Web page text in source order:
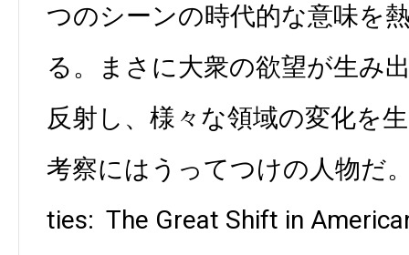
つのシーンの時代的な意味を
る。まさに大衆の欲望が生み
反射し、様々な領域の変化を
考察にはうってつけの人物だ
ties: ­ The Great Shift in